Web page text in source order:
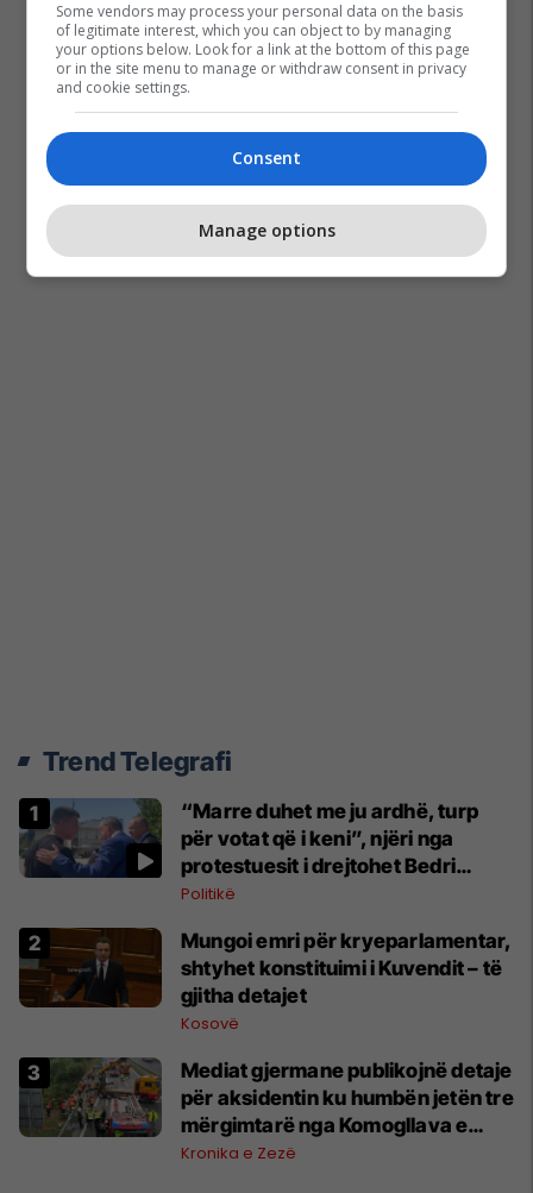
Trend Telegrafi
“Marre duhet me ju ardhë, turp
për votat që i keni”, njëri nga
protestuesit i drejtohet Bedri
Hamzës
Politikë
Mungoi emri për kryeparlamentar,
shtyhet konstituimi i Kuvendit – të
gjitha detajet
Kosovë
Mediat gjermane publikojnë detaje
për aksidentin ku humbën jetën tre
mërgimtarë nga Komogllava e
Ferizajt
Kronika e Zezë
Some vendors may process your personal data on the basis
of legitimate interest, which you can object to by managing
your options below. Look for a link at the bottom of this page
or in the site menu to manage or withdraw consent in privacy
and cookie settings.
Consent
Manage options